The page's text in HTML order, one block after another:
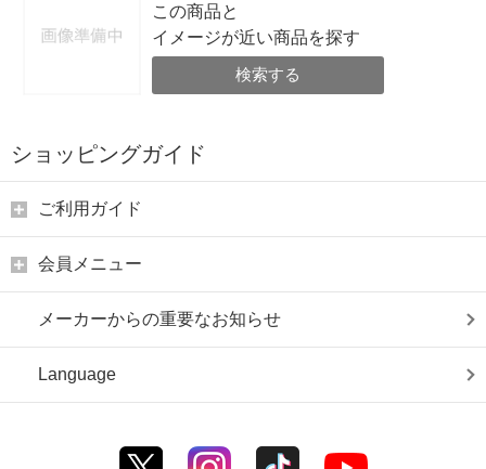
この商品と
イメージが近い商品を探す
検索する
ショッピングガイド
ご利用ガイド
会員メニュー
メーカーからの重要なお知らせ
Language